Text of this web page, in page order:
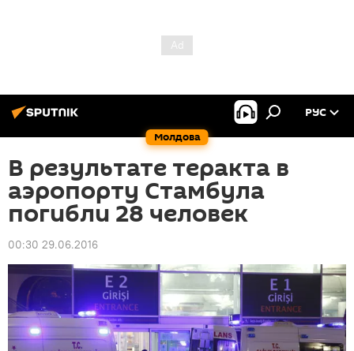
Молдова
РУС
В результате теракта в
аэропорту Стамбула
погибли 28 человек
00:30 29.06.2016